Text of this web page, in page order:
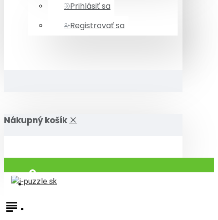
Prihlásiť sa
Registrovať sa
Nákupný košík
Prihlásiť